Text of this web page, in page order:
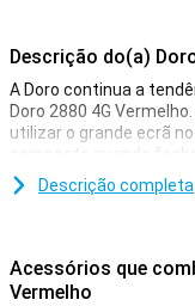
Descrição do(a)
A Doro continua a
Doro 2880 4G
utilizar o grande ecrã
compacto quando
rápida como num
Descrição completa
Acessórios que
Vermelho